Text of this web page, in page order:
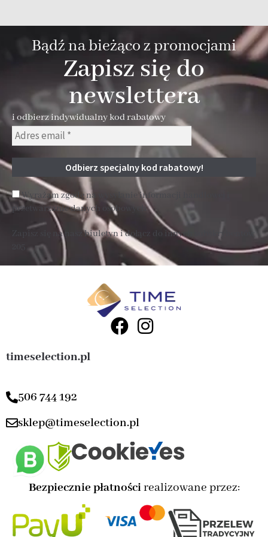
Bądź na bieżąco z promocjami
Zapisz się do
newslettera
i odbierz indywidualny kod rabatowy
Wyrażam zgodę na wysyłanie informacji handlowej i
przetwarzanie danych osobowych
Zapisz się na nasz biuletyn i dołącz do innych subskrybentów
timeselection.pl
506 744 192
sklep@timeselection.pl
Bezpiecznie płatnościrealizowane przez: